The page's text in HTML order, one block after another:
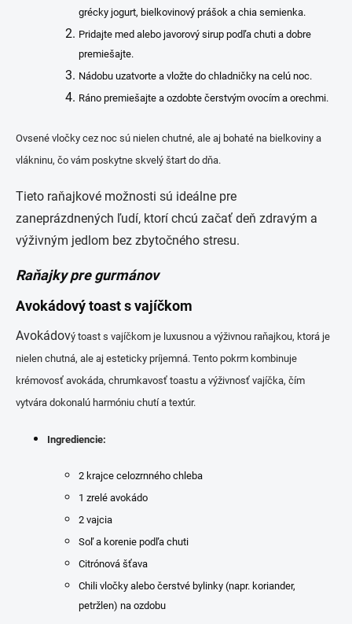
grécky jogurt, bielkovinový prášok a chia semienka.
Pridajte med alebo javorový sirup podľa chuti a dobre
premiešajte.
Nádobu uzatvorte a vložte do chladničky na celú noc.
Ráno premiešajte a ozdobte čerstvým ovocím a orechmi.
Ovsené vločky cez noc sú nielen chutné, ale aj bohaté na bielkoviny a
vlákninu, čo vám poskytne skvelý štart do dňa.
Tieto raňajkové možnosti sú ideálne pre
zaneprázdnených ľudí, ktorí chcú začať deň zdravým a
výživným jedlom bez zbytočného stresu.
Raňajky pre gurmánov
Avokádový toast s vajíčkom
Avokádový toast s vajíčkom je luxusnou a výživnou raňajkou, ktorá je
nielen chutná, ale aj esteticky príjemná. Tento pokrm kombinuje
krémovosť avokáda, chrumkavosť toastu a výživnosť vajíčka, čím
vytvára dokonalú harmóniu chutí a textúr.
Ingrediencie:
2 krajce celozrnného chleba
1 zrelé avokádo
2 vajcia
Soľ a korenie podľa chuti
Citrónová šťava
Chili vločky alebo čerstvé bylinky (napr. koriander,
petržlen) na ozdobu